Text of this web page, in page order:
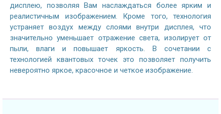
дисплею, позволяя Вам наслаждаться более ярким и
реалистичным изображением. Кроме того, технология
устраняет воздух между слоями внутри дисплея, что
значительно уменьшает отражение света, изолирует от
пыли, влаги и повышает яркость. В сочетании с
технологией квантовых точек это позволяет получить
невероятно яркое, красочное и четкое изображение.